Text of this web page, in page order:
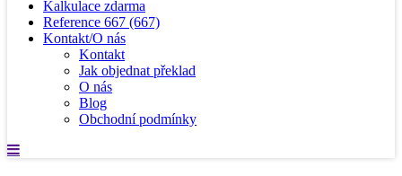
Kalkulace zdarma
Reference 667 (667)
Kontakt/O nás
Kontakt
Jak objednat překlad
O nás
Blog
Obchodní podmínky